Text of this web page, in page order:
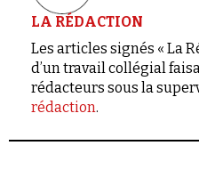
LA RÉDACTION
Les articles signés « La
d’un travail collégial
rédacteurs sous la
rédaction.